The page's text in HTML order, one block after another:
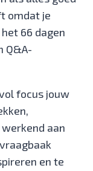
omdat je
66 dagen
Q&A-
focus jouw
aan
en te